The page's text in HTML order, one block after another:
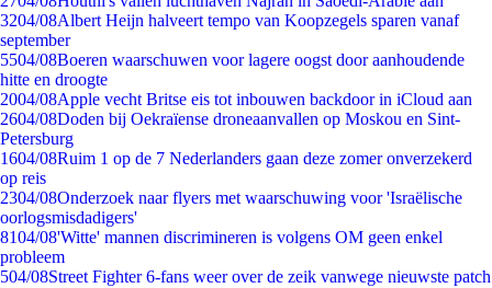
3204/08Albert Heijn halveert tempo van Koopzegels sparen vanaf
september
5504/08Boeren waarschuwen voor lagere oogst door aanhoudende
hitte en droogte
2004/08Apple vecht Britse eis tot inbouwen backdoor in iCloud aan
2604/08Doden bij Oekraïense droneaanvallen op Moskou en Sint-
Petersburg
1604/08Ruim 1 op de 7 Nederlanders gaan deze zomer onverzekerd
op reis
2304/08Onderzoek naar flyers met waarschuwing voor 'Israëlische
oorlogsmisdadigers'
8104/08'Witte' mannen discrimineren is volgens OM geen enkel
probleem
504/08Street Fighter 6-fans weer over de zeik vanwege nieuwste patch